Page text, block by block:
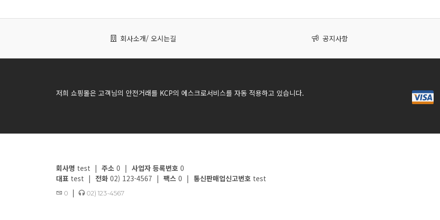
회사소개/ 오시는길 공지사항
저희 쇼핑몰은 고객님의 안전거래를 KCP의 에스크로서비스를 자동 적용하고 있습니다.
회사명 test | 주소 0 | 사업자 등록번호 0
대표 test | 전화 02) 123-4567 | 팩스 0 | 통신판매업신고번호 test
0 | 02) 123-4567